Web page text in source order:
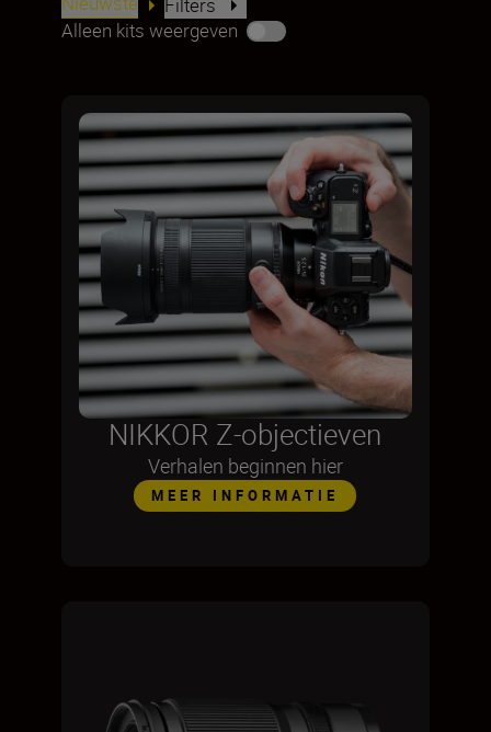
Alleen kits weergeven
NIKKOR Z-objectieven
Verhalen beginnen hier
MEER INFORMATIE